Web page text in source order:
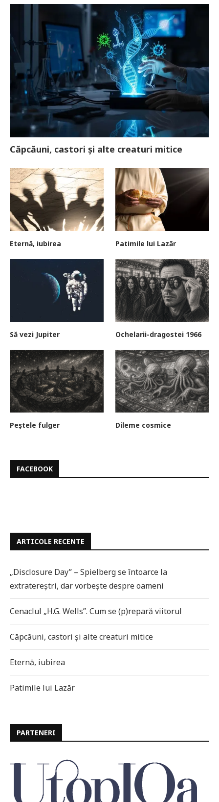
Căpcăuni, castori și alte creaturi mitice
Eternă, iubirea Patimile lui Lazăr
Să vezi Jupiter Ochelarii-dragostei 1966
Peștele fulger Dileme cosmice
FACEBOOK
ARTICOLE RECENTE
„Disclosure Day” – Spielberg se întoarce la
extratereștri, dar vorbește despre oameni
Cenaclul „H.G. Wells”. Cum se (p)repară viitorul
Căpcăuni, castori și alte creaturi mitice
Eternă, iubirea
Patimile lui Lazăr
PARTENERI